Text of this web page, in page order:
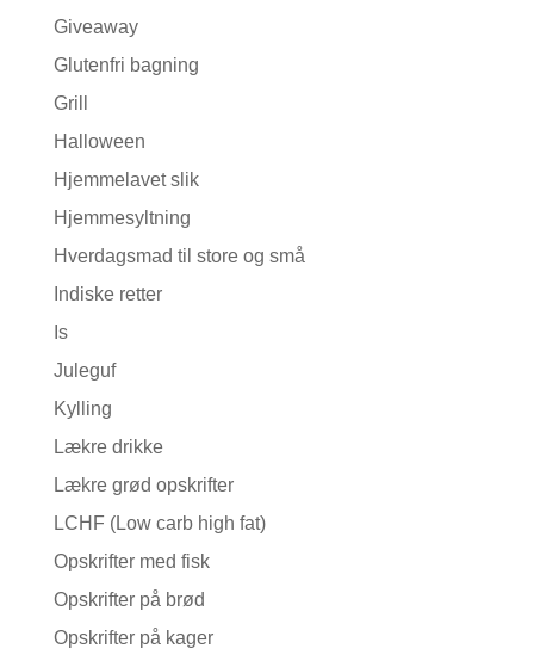
Giveaway
Glutenfri bagning
Grill
Halloween
Hjemmelavet slik
Hjemmesyltning
Hverdagsmad til store og små
Indiske retter
Is
Juleguf
Kylling
Lækre drikke
Lækre grød opskrifter
LCHF (Low carb high fat)
Opskrifter med fisk
Opskrifter på brød
Opskrifter på kager